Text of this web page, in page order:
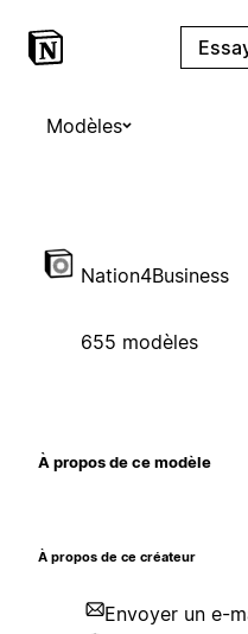
Modèles
Nation4Business
655 modèles
À propos de ce modèle
À propos de ce créateur
Envoyer un e-